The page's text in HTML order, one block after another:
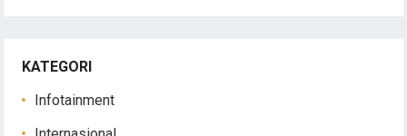
KATEGORI
Infotainment